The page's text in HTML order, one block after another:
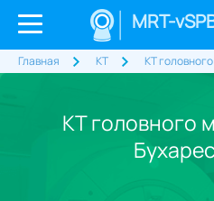
MRT-
Главная КТ КТ
КТ головного